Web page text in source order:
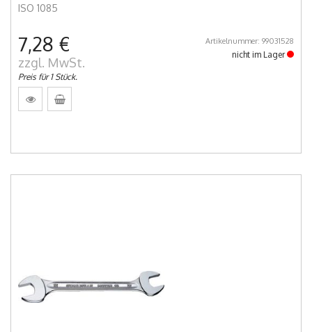
ISO 1085
7,28 €
zzgl. MwSt.
Preis für 1 Stück.
Artikelnummer: 99031528
nicht im Lager